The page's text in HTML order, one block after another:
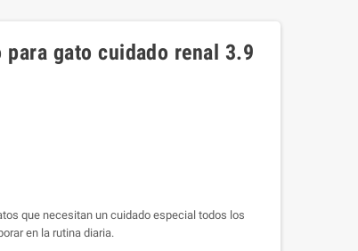
gato cuidado renal 3.9
que necesitan un cuidado especial todos los
en la rutina diaria.